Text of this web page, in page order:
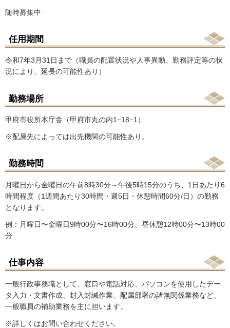
随時募集中
任用期間
令和7年3月31日まで（職員の配置状況や人事異動、勤務評定等の状
況により、延長の可能性あり）
勤務場所
甲府市役所本庁舎（甲府市丸の内1−18−1）
※配属先によっては出先機関の可能性あり。
勤務時間
月曜日から金曜日の午前8時30分～午後5時15分のうち、1日あたり6
時間程度（1週間あたり30時間・週5日・休憩時間60分/日）の勤務
となります。
例：月曜日〜金曜日9時00分〜16時00分、昼休憩12時00分〜13時00
分
仕事内容
一般行政事務職として、窓口や電話対応、パソコンを使用したデー
タ入力・文書作成、封入封緘作業、配属部署の諸無関係業務など、
一般職員の補助業務を主に担います。
※詳しくはお問い合わせください。